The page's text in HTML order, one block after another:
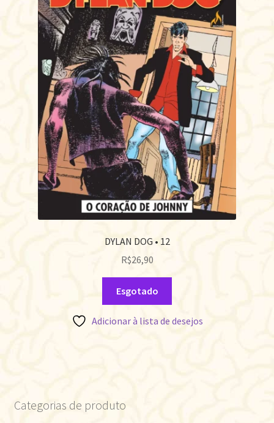
DYLAN DOG • 12
R$26,90
Esgotado
Adicionar à lista de desejos
Categorias de produto